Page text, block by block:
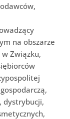
na obszarze
Związku,
dystrybucji,